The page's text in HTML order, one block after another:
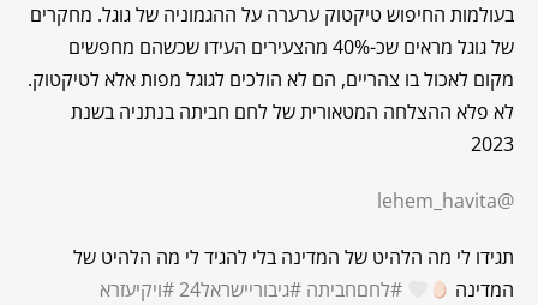
בעולמות החיפוש טיקטוק ערערה על ההגמוניה של גוגל. מחקרים
של גוגל מראים שכ-40% מהצעירים העידו שכשהם מחפשים
מקום לאכול בו צהריים, הם לא הולכים לגוגל מפות אלא לטיקטוק.
לא פלא ההצלחה המטאורית של לחם חביתה בנתניה בשנת
2023
@lehem_havita
תגידו לי מה הלהיט של המדינה בלי להגיד לי מה הלהיט של
המדינה
#לחםחביתה #גיבוריישראל24 #ויקיעזרא